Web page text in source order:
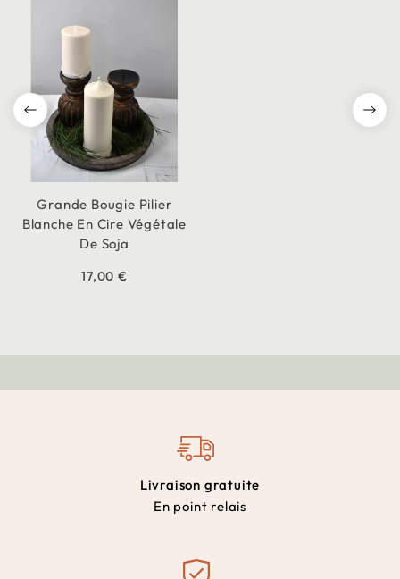
Grande Bougie Pilier
Blanche En Cire Végétale
De Soja
17,00 €
Livraison gratuite
En point relais